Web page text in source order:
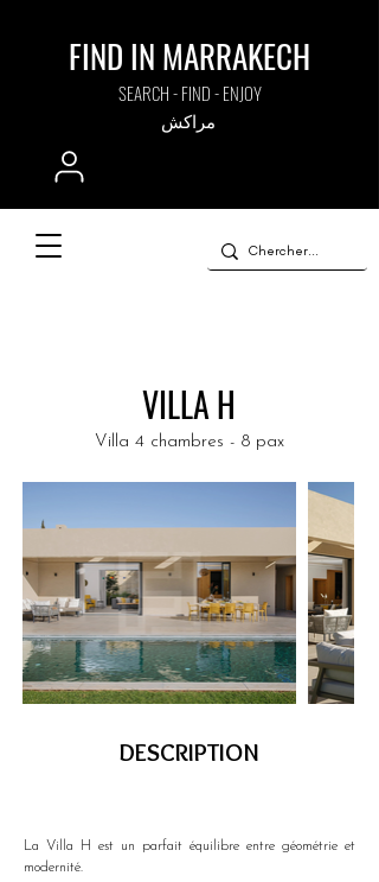
FIND IN MARRAKECH
SEARCH - FIND - ENJOY
مراكش
VILLA H
Villa 4 chambres - 8 pax
DESCRIPTION
La Villa H est un parfait équilibre entre géométrie et
modernité.